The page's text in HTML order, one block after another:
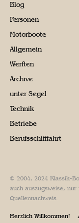
Blog
Personen
Motorboote
Allgemein
Werften
Archive
unter Segel
Technik
Betriebe
Berufsschifffahrt
© 2004, 2024 Klassik-
auch auszugsweise,
Quellennachweis.
Herzlich Willkommen!